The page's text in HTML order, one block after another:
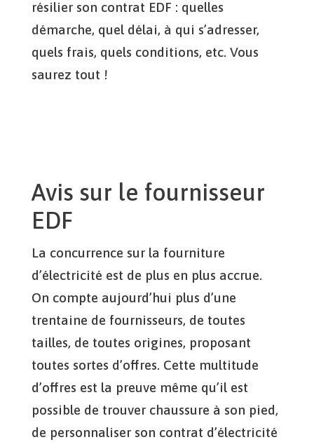
résilier son contrat EDF : quelles
démarche, quel délai, à qui s’adresser,
quels frais, quels conditions, etc. Vous
saurez tout !
Avis sur le fournisseur
EDF
La concurrence sur la fourniture
d’électricité est de plus en plus accrue.
On compte aujourd’hui plus d’une
trentaine de fournisseurs, de toutes
tailles, de toutes origines, proposant
toutes sortes d’offres. Cette multitude
d’offres est la preuve même qu’il est
possible de trouver chaussure à son pied,
de personnaliser son contrat d’électricité